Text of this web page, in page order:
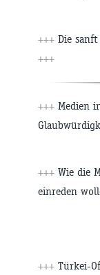
+++ Die
+++
+++ Medien
+++ Wie die
einreden
+++ Türkei-